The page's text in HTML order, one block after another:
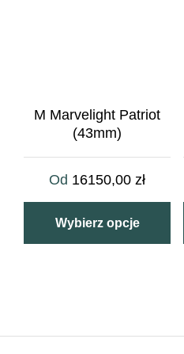
M Marvelight Patriot
(43mm)
Od 16150,00zł
Wybierz opcje